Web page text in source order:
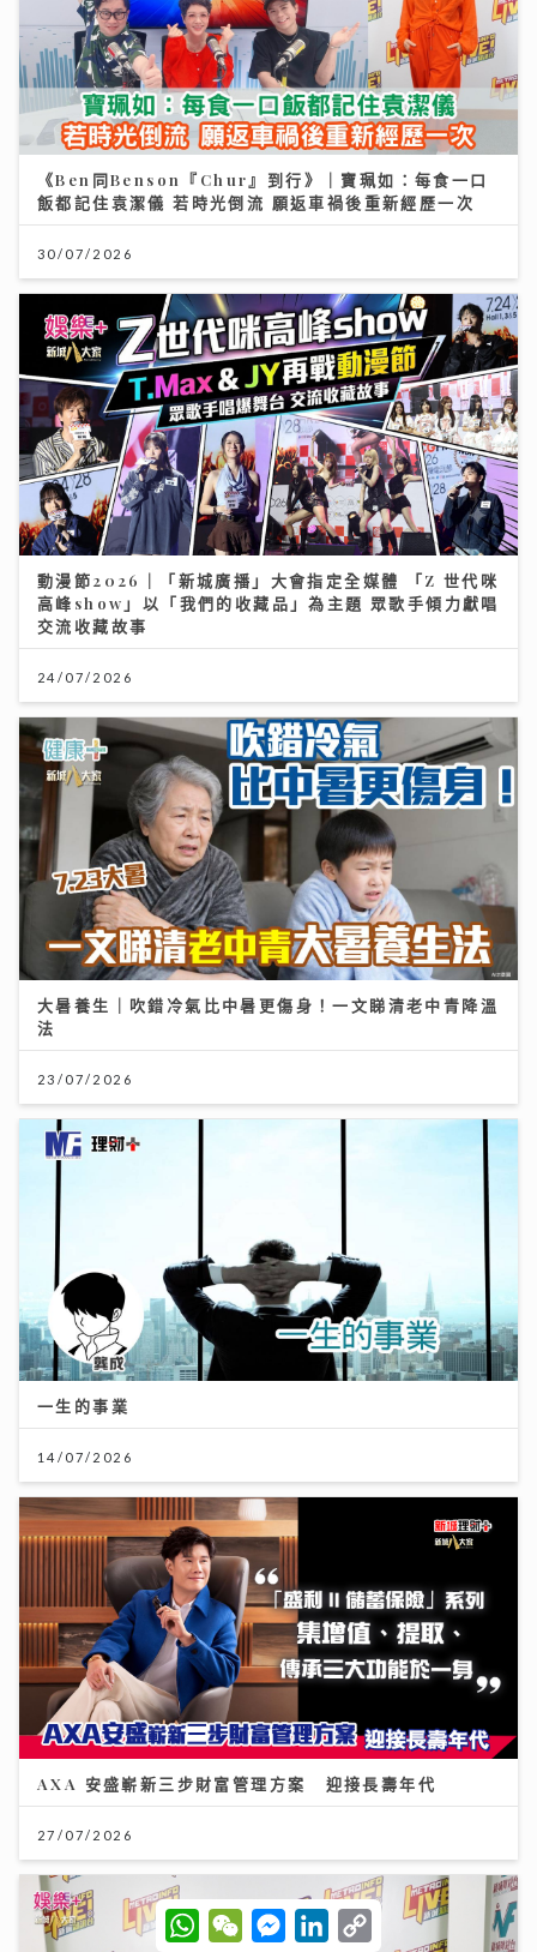
《Ben同Benson『Chur』到行》｜寶珮如：每食一口
飯都記住袁潔儀 若時光倒流 願返車禍後重新經歷一次
30/07/2026
動漫節2026｜「新城廣播」大會指定全媒體 「Z 世代咪
高峰show」以「我們的收藏品」為主題 眾歌手傾力獻唱
交流收藏故事
24/07/2026
大暑養生｜吹錯冷氣比中暑更傷身！一文睇清老中青降溫
法
23/07/2026
一生的事業
14/07/2026
AXA 安盛嶄新三步財富管理方案 迎接長壽年代
27/07/2026
W
h
W
e
M
e
L